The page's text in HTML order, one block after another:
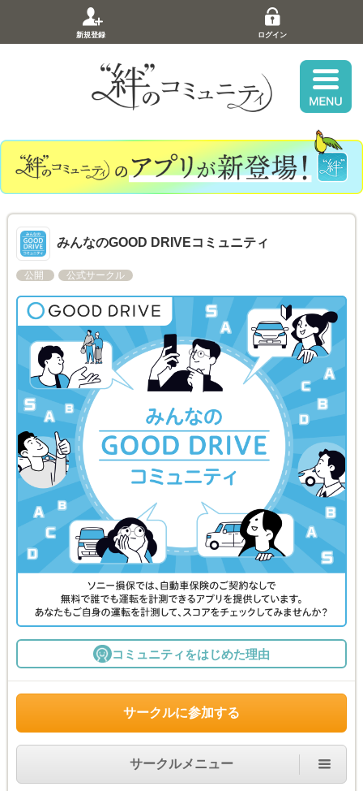
新規登録 ログイン
みんなのGOOD DRIVEコミュニティ
公開 公式サークル
コミュニティをはじめた理由
サークルに参加する
サークルメニュー